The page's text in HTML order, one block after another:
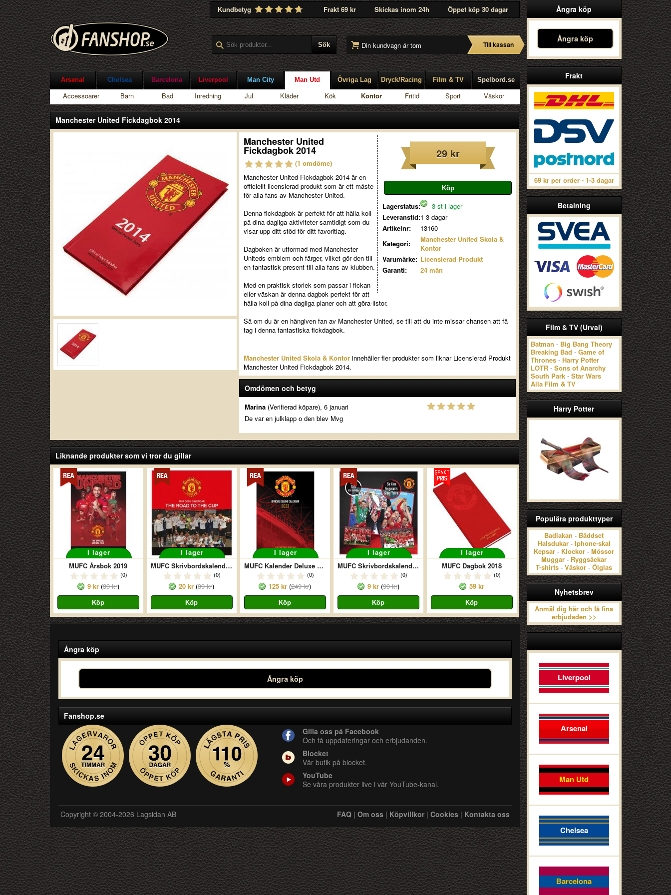
Kundbetyg Frakt 69 kr Skickas inom 24h Öppet köp 30 dagar
Din kundvagn är tom Till kassan
Arsenal Chelsea Barcelona Liverpool Man City Man Utd Övriga Lag Dryck/Racing Film & TV Spelbord.se
Accessoarer Barn Bad Inredning Jul Kläder Kök Kontor Fritid Sport Väskor
Ångra köp
Ångra köp
Frakt
69 kr per order - 1-3 dagar
Betalning
Film & TV (Urval)
Batman - Big Bang Theory
Breaking Bad - Game of
Thrones- Harry Potter
LOTR- Sons of Anarchy
South Park- Star Wars
Alla Film & TV
Harry Potter
Populära produkttyper
Badlakan - Bäddset
Halsdukar- Iphone-skal
Kepsar - Klockor - Mössor
Muggar - Ryggsäckar
T-shirts - Väskor - Ölglas
Nyhetsbrev
Anmäl dig här och få fina
erbjudaden >>
Liverpool
Arsenal
Man Utd
Chelsea
Barcelona
Manchester United Fickdagbok 2014
29 kr
Lagerstatus:
3 st i lager
Leveranstid:1-3 dagar
Artikelnr:
13160
Kategori:
Manchester United Skola &
Kontor
Varumärke: Licensierad Produkt
Garanti:
24 mån
Manchester United
Fickdagbok 2014
(1 omdöme)
Manchester United Fickdagbok 2014 är en
officiellt licensierad produkt som är ett måste
för alla fans av Manchester United.
Denna fickdagbok är perfekt för att hålla koll
på dina dagliga aktiviteter samtidigt som du
visar upp ditt stöd för ditt favoritlag.
Dagboken är utformad med Manchester
Uniteds emblem och färger, vilket gör den till
en fantastisk present till alla fans av klubben.
Med en praktisk storlek som passar i fickan
eller väskan är denna dagbok perfekt för att
hålla koll på dina dagliga planer och att göra-listor.
Så om du är en hängiven fan av Manchester United, se till att du inte missar chansen att få
tag i denna fantastiska fickdagbok.
Manchester United Skola & Kontorinnehåller fler produkter som liknar Licensierad Produkt
Manchester United Fickdagbok 2014.
Omdömen och betyg
Marina(Verifierad köpare), 6 januari
De var en julklapp o den blev Mvg
Liknande produkter som vi tror du gillar
I lager
MUFC Årsbok 2019
(0)
9 kr(39 kr)
I lager
MUFC Skrivbordskalender 2017
(0)
20 kr (39 kr)
I lager
MUFC Kalender Deluxe 2023
(0)
125 kr (249 kr)
I lager
MUFC Skrivbordskalender 2021
(0)
9 kr(99 kr)
I lager
MUFC Dagbok 2018
(0)
59 kr
Ångra köp
Ångra köp
Fanshop.se
Gilla oss på Facebook
Och få uppdateringar och erbjudanden.
Blocket
Vår butik på blocket.
YouTube
Se våra produkter live i vår YouTube-kanal.
Copyright © 2004-2026 Lagsidan AB FAQ| Om oss| Köpvillkor| Cookies| Kontakta oss